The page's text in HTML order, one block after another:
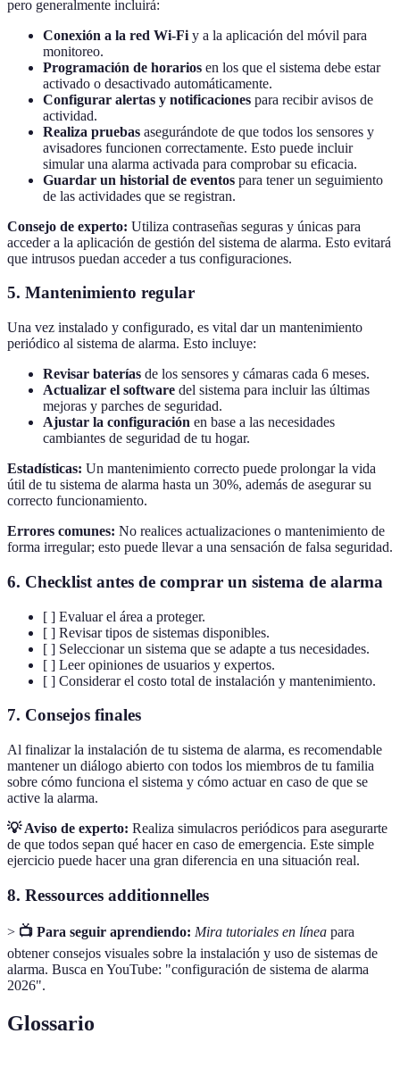
pero generalmente incluirá:
Conexión a la red Wi-Fi y a la aplicación del móvil para
monitoreo.
Programación de horarios en los que el sistema debe estar
activado o desactivado automáticamente.
Configurar alertas y notificaciones para recibir avisos de
actividad.
Realiza pruebas asegurándote de que todos los sensores y
avisadores funcionen correctamente. Esto puede incluir
simular una alarma activada para comprobar su eficacia.
Guardar un historial de eventos para tener un seguimiento
de las actividades que se registran.
Consejo de experto: Utiliza contraseñas seguras y únicas para
acceder a la aplicación de gestión del sistema de alarma. Esto evitará
que intrusos puedan acceder a tus configuraciones.
5. Mantenimiento regular
Una vez instalado y configurado, es vital dar un mantenimiento
periódico al sistema de alarma. Esto incluye:
Revisar baterías de los sensores y cámaras cada 6 meses.
Actualizar el software del sistema para incluir las últimas
mejoras y parches de seguridad.
Ajustar la configuración en base a las necesidades
cambiantes de seguridad de tu hogar.
Estadísticas: Un mantenimiento correcto puede prolongar la vida
útil de tu sistema de alarma hasta un 30%, además de asegurar su
correcto funcionamiento.
Errores comunes: No realices actualizaciones o mantenimiento de
forma irregular; esto puede llevar a una sensación de falsa seguridad.
6. Checklist antes de comprar un sistema de alarma
[ ] Evaluar el área a proteger.
[ ] Revisar tipos de sistemas disponibles.
[ ] Seleccionar un sistema que se adapte a tus necesidades.
[ ] Leer opiniones de usuarios y expertos.
[ ] Considerar el costo total de instalación y mantenimiento.
7. Consejos finales
Al finalizar la instalación de tu sistema de alarma, es recomendable
mantener un diálogo abierto con todos los miembros de tu familia
sobre cómo funciona el sistema y cómo actuar en caso de que se
active la alarma.
💡 Aviso de experto: Realiza simulacros periódicos para asegurarte
de que todos sepan qué hacer en caso de emergencia. Este simple
ejercicio puede hacer una gran diferencia en una situación real.
8. Ressources additionnelles
> 📺 Para seguir aprendiendo: Mira tutoriales en línea para
obtener consejos visuales sobre la instalación y uso de sistemas de
alarma. Busca en YouTube: "configuración de sistema de alarma
2026".
Glossario